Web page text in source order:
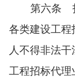
第六条
各类建设工程
人不得非法
工程招标代理